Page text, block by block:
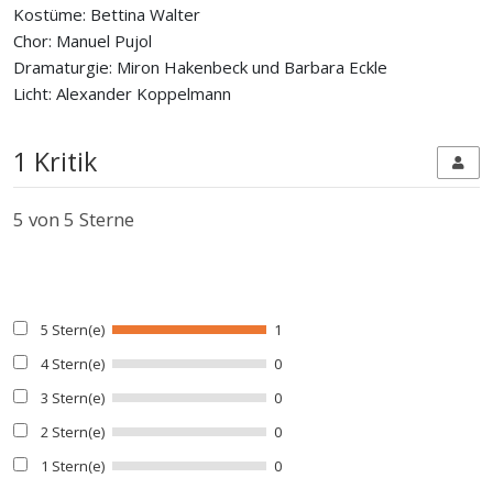
Kostüme: Bettina Walter
Chor: Manuel Pujol
Dramaturgie: Miron Hakenbeck und Barbara Eckle
Licht: Alexander Koppelmann
1 Kritik
5 von 5 Sterne
5 Stern(e)
1
4 Stern(e)
0
3 Stern(e)
0
2 Stern(e)
0
1 Stern(e)
0